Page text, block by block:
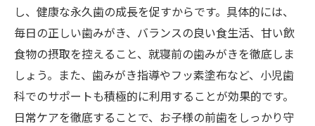
法
専門家に聞く前歯未萌出時のケアと注意点
前歯が生えてこない場合の矯正適用例
市川市で叶える前歯の健康サポート
前歯の生えかわりと市川市の検診制度活用
し、健康な永久歯の成長を促すからです。具体的には、
毎日の正しい歯みがき、バランスの良い食生活、甘い飲
食物の摂取を控えること、就寝前の歯みがきを徹底しま
しょう。また、歯みがき指導やフッ素塗布など、小児歯
科でのサポートも積極的に利用することが効果的です。
日常ケアを徹底することで、お子様の前歯をしっかり守